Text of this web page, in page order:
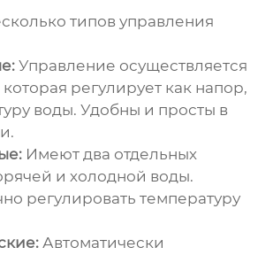
типов управления
Управление осуществляется
регулирует как напор,
воды. Удобны и просты в
Имеют два отдельных
и холодной воды.
регулировать температуру
Автоматически